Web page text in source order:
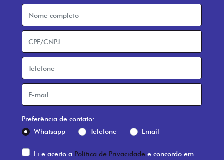
Preferência de contato:
Whatsapp
Telefone Email
Li e aceito a Política de Privacidade e concordo em